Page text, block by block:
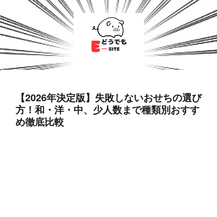
【2026年決定版】失敗しないおせちの選び
方！和・洋・中、少人数まで種類別おすす
め徹底比較